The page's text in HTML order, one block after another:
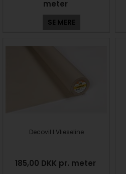
meter
SE MERE
Decovil I Vlieseline
185,00 DKK pr. meter